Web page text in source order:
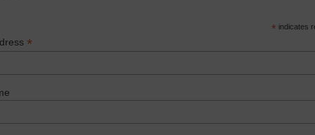
* indicates
*